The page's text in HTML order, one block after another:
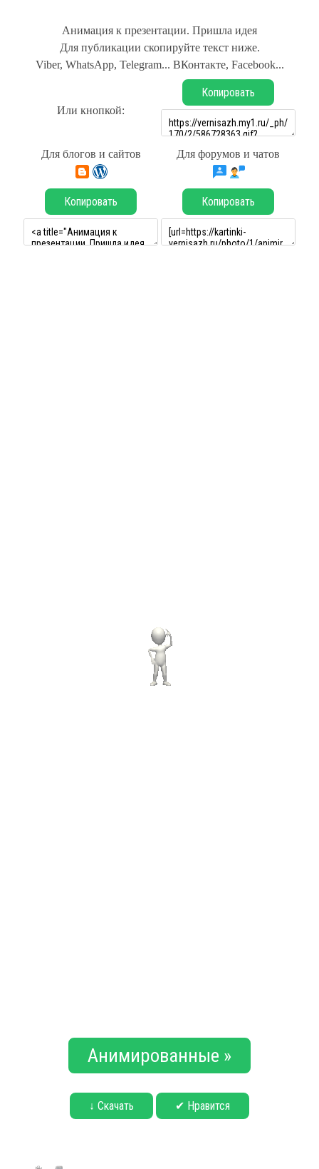
Анимация к презентации. Пришла идея
Для публикации скопируйте текст ниже.
Viber, WhatsApp, Telegram... ВКонтакте, Facebook...
Или кнопкой:
Копировать
Для блогов и сайтов Для форумов и чатов
Копировать Копировать
Анимированные »
↓ Скачать ✔ Нравится